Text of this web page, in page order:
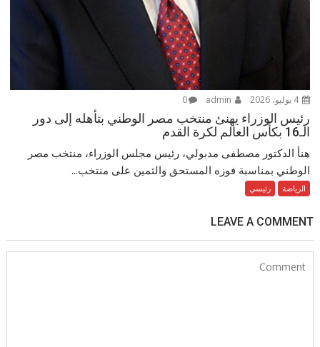
4 يوليو، 2026 0
رئيس الوزراء يهنئ منتخب مصر الوطني بتأهله إلى دور
الـ16 بكأس العالم لكرة القدم
هنأ الدكتور مصطفى مدبولي، رئيس مجلس الوزراء، منتخب مصر
الوطني بمناسبة فوزه المستحق والثمين على منتخب...
الرياضة رئيسي
LEAVE A COMMENT